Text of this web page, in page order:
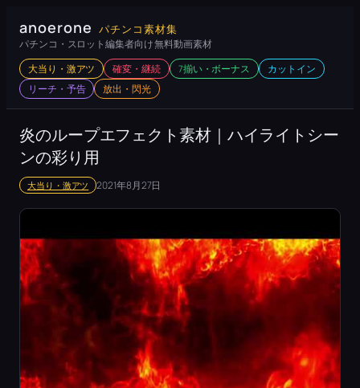
容
ス
キ
プ
anoerone パチンコ素材集
パチンコ・スロット編集者向け 無料動画素材
大当り・激アツ 確変・継続 7揃い・ボーナス
カットイン
リーチ・予告
放出・閃光
炎のループエフェクト素材｜ハイライトシー
ンの彩り用
大当り・激アツ 2021年8月27日